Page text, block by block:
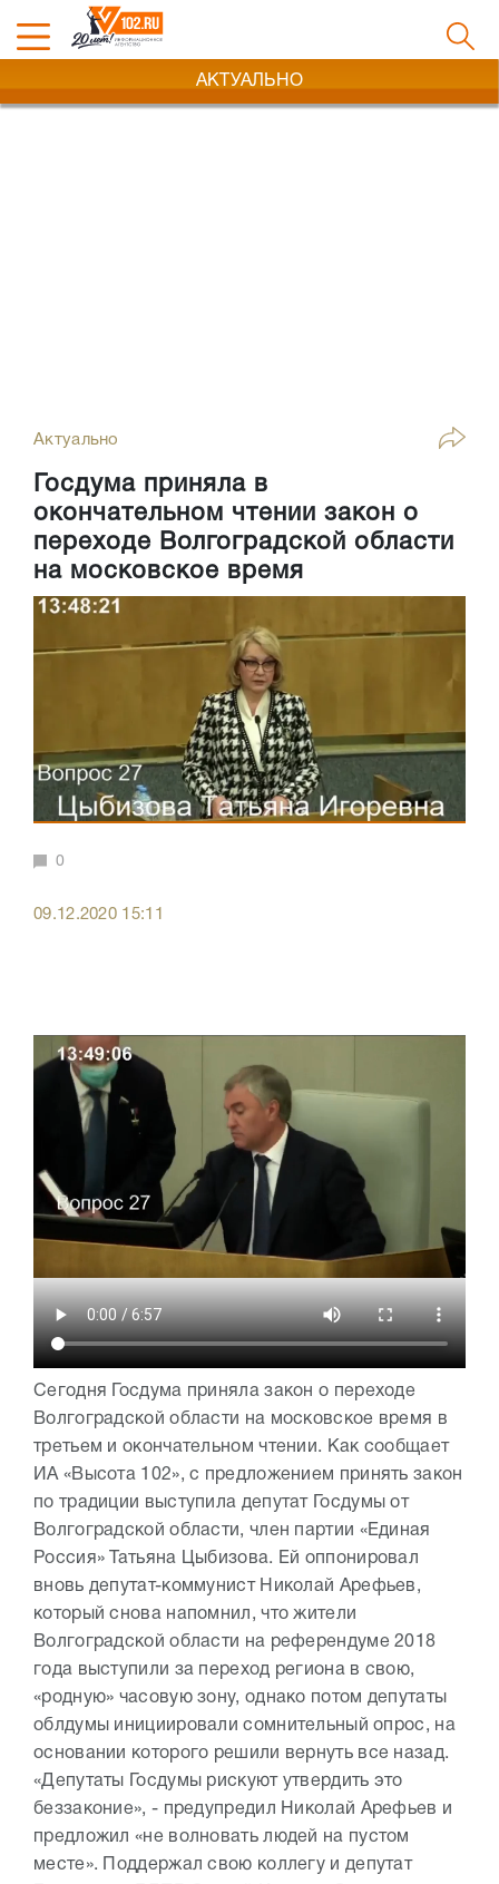
АКТУАЛЬНО
Актуально
Госдума приняла в
окончательном чтении закон о
переходе Волгоградской области
на московское время
0
09.12.2020 15:11
Сегодня Госдума приняла закон о переходе
Волгоградской области на московское время в
третьем и окончательном чтении. Как сообщает
ИА «Высота 102», с предложением принять закон
по традиции выступила депутат Госдумы от
Волгоградской области, член партии «Единая
Россия» Татьяна Цыбизова. Ей оппонировал
вновь депутат-коммунист Николай Арефьев,
который снова напомнил, что жители
Волгоградской области на референдуме 2018
года выступили за переход региона в свою,
«родную» часовую зону, однако потом депутаты
облдумы инициировали сомнительный опрос, на
основании которого решили вернуть все назад.
«Депутаты Госдумы рискуют утвердить это
беззаконие», - предупредил Николай Арефьев и
предложил «не волновать людей на пустом
месте». Поддержал свою коллегу и депутат